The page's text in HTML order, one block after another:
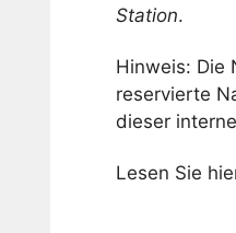
Station.
Hinweis: Die
reservierte
dieser
Lesen Sie